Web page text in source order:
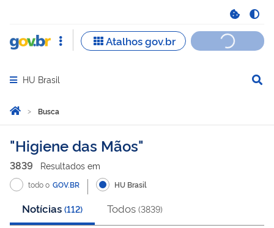
Abrir menu principal de navegação
HU Brasil
Você está aqui:
Página Inicial
Busca
Busca
Higiene das Mãos
3839 Resultados em
todo o GOV.BR HU Brasil
Notícias (112) Todos (3839)